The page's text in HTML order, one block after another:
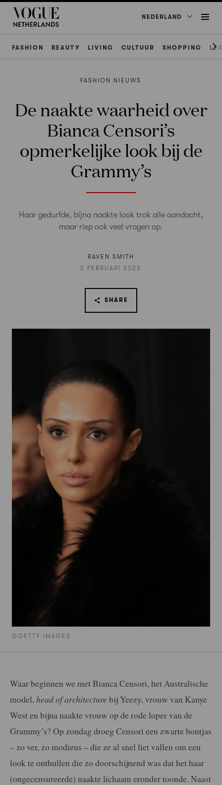
NEDERLAND
FASHION BEAUTY LIVING CULTUUR SHOPPING
©GETTY IMAGES
FASHION NIEUWS
De naakte waarheid over
Bianca Censori’s
opmerkelijke look bij de
Grammy’s
Haar gedurfde, bijna naakte look trok alle aandacht,
maar riep ook veel vragen op.
RAVEN SMITH
5 FEBRUARI 2025
SHARE
Waar beginnen we met Bianca Censori, het Australische
model, head of architecture bij Yeezy, vrouw van Kanye
West en bijna naakte vrouw op de rode loper van de
Grammy’s? Op zondag droeg Censori een zwarte bontjas
– zo ver, zo modieus – die ze al snel liet vallen om een
look te onthullen die zo doorschijnend was dat het haar
(ongecensureerde) naakte lichaam eronder toonde. Naast